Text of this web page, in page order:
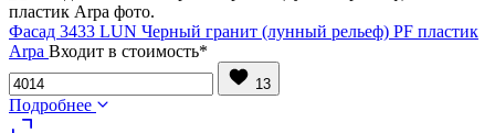
Фасад 3433 LUN Черный гранит (лунный рельеф) PF пластик
Arpa Входит в стоимость*
13
Подробнее